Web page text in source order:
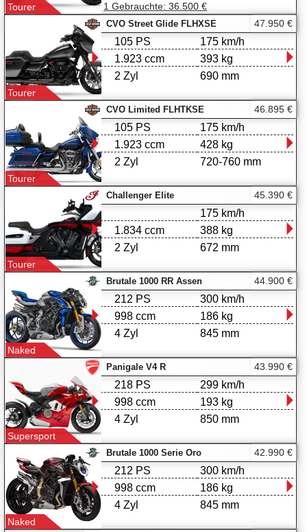
Tourer 1 Gebrauchte: 36.500 €
CVO Street Glide FLHXSE
Tourer
47.950 €
105 PS
1.923 ccm
2 Zyl
175 km/h
393 kg
690 mm
CVO Limited FLHTKSE
Tourer
46.895 €
105 PS
1.923 ccm
2 Zyl
175 km/h
428 kg
720-760 mm
Challenger Elite
Tourer
45.390 €
1.834 ccm
2 Zyl
175 km/h
388 kg
672 mm
Brutale 1000 RR Assen
Naked
44.900 €
212 PS
998 ccm
4 Zyl
300 km/h
186 kg
845 mm
Panigale V4 R
Supersport
43.990 €
218 PS
998 ccm
4 Zyl
299 km/h
193 kg
850 mm
Brutale 1000 Serie Oro
Naked
42.990 €
212 PS
998 ccm
4 Zyl
300 km/h
186 kg
845 mm